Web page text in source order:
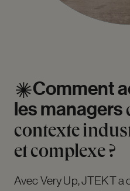
Comment
lesmanagers
contexte
etcomplexe?
Avec Very Up, JTEKT